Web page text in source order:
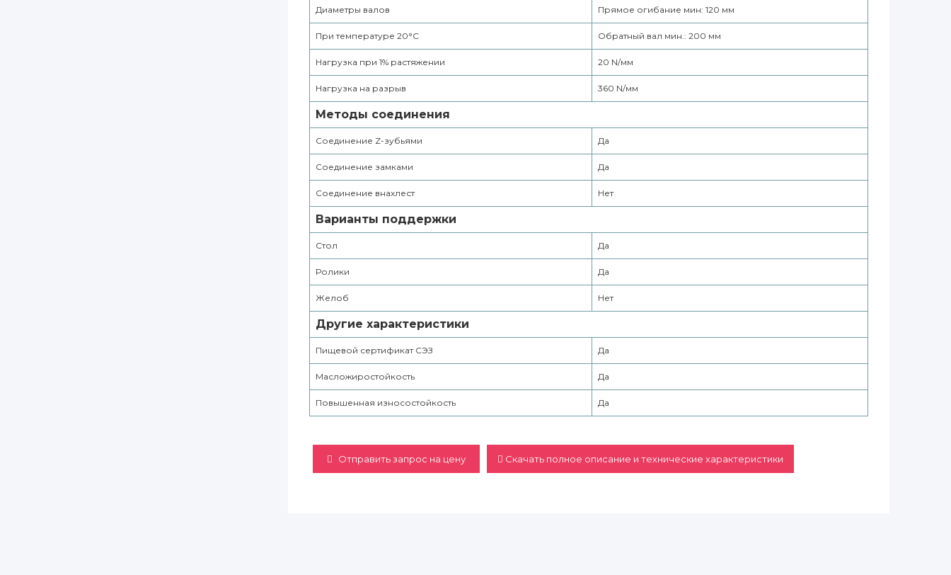
Диаметры валов Прямое огибание мин: 120 мм
При температуре 20°С Обратный вал мин.: 200 мм
Нагрузка при 1% растяжении 20 N/мм
Нагрузка на разрыв 360 N/мм
Методы соединения
Соединение Z-зубьями Да
Соединение замками Да
Соединение внахлест Нет
Варианты поддержки
Стол Да
Ролики Да
Желоб Нет
Другие характеристики
Пищевой сертификат СЭЗ Да
Масложиростойкость Да
Повышенная износостойкость Да
Отправить запрос на цену Скачать полное описание и технические характеристики